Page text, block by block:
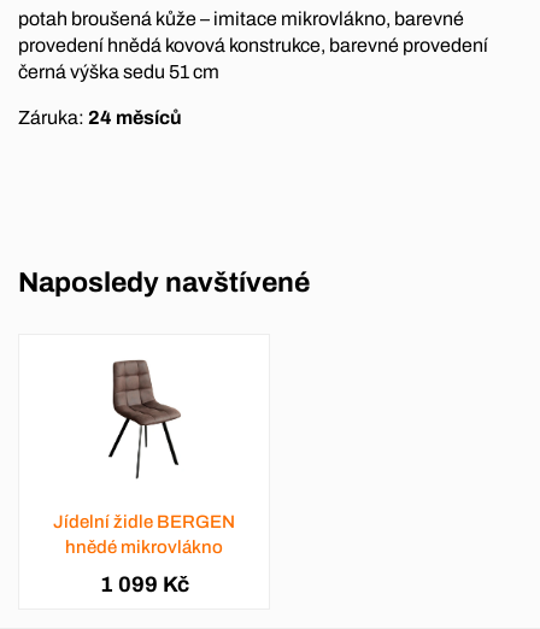
potah broušená kůže – imitace mikrovlákno, barevné
provedení hnědá kovová konstrukce, barevné provedení
černá výška sedu 51 cm
Záruka: 24 měsíců
Naposledy navštívené
Jídelní židle BERGEN
hnědé mikrovlákno
1 099 Kč